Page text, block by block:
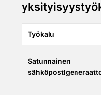
Työkalu
Satunnainen